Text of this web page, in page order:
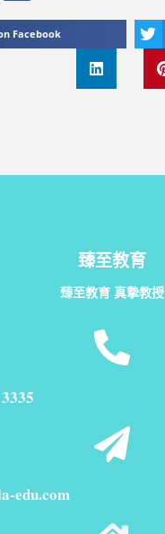
Facebook
臻至教育
臻至教育 真摯教授
edu.com